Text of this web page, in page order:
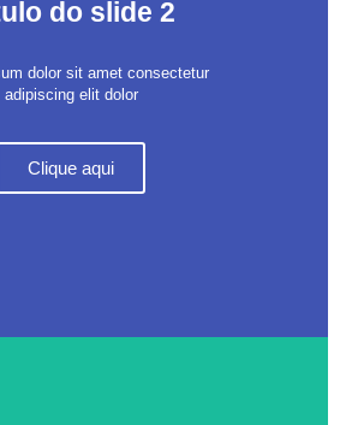
do slide 2
dolor sit amet consectetur
adipiscing elit dolor
Clique aqui